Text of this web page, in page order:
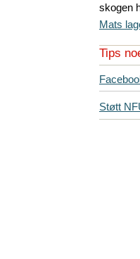
skogen
Mats
Tips
T
i
p
Støtt